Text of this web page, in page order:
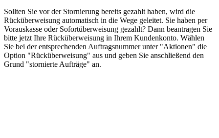
Sollten Sie vor der Stornierung bereits gezahlt haben, wird die
Rücküberweisung automatisch in die Wege geleitet. Sie haben per
Vorauskasse oder Sofortüberweisung gezahlt? Dann beantragen Sie
bitte jetzt Ihre Rücküberweisung in Ihrem Kundenkonto. Wählen
Sie bei der entsprechenden Auftragsnummer unter "Aktionen" die
Option "Rücküberweisung" aus und geben Sie anschließend den
Grund "stornierte Aufträge" an.